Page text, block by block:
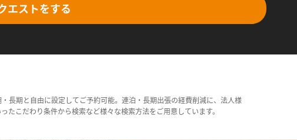
エストをする
長期と自由に設定してご予約可能。連泊・長期出張の経費削減に、法人様
こだわり条件から検索など様々な検索方法をご用意しています。